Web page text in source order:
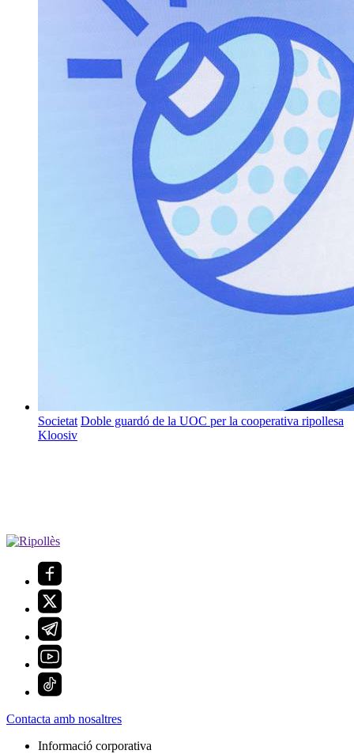
Societat Doble guardó de la UOC per la cooperativa ripollesa
Kloosiv
Contacta amb nosaltres
Informació corporativa